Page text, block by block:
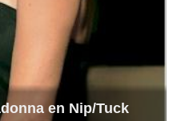
en Nip/Tuck